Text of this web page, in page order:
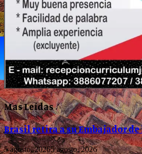
Mas Leídas
Brasil retira a su Embajador
5 agosto, 20265 agosto, 2026